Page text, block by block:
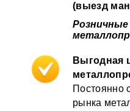
(выезд
Выгодная
Постоянно
рынка